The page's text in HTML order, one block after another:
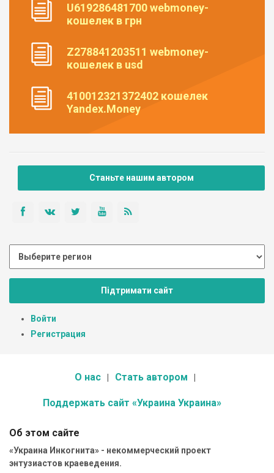
U619286481700 webmoney-
кошелек в грн
Z278841203511 webmoney-
кошелек в usd
410012321372402 кошелек
Yandex.Money
Станьте нашим автором
Підтримати сайт
Войти
Регистрация
О нас Стать автором
Поддержать сайт «Украина Украина»
Об этом сайте
«Украина Инкогнита» - некоммерческий проект
энтузиастов краеведения.